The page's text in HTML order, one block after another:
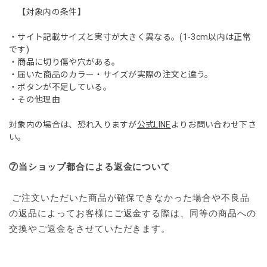
【対象内の条件】
・サイト記載サイズと実寸が大きく異なる。(1-3cm以内は正常
です)
・商品に切り傷や穴がある。
・届いた商品のカラー・サイズが実際の注文と違う。
・ボタンが不足している。
・その他理由
対象内の場合は、恐れ入りますが公式LINE よりお問い合わせ下さ
い。
⑦当ショップ都合による返金について
ご注文いただいた商品が確保できなかった場合や不良品
の返品によってお客様にご返金する際は、同等の商品への
交換やご返金をさせていただきます。